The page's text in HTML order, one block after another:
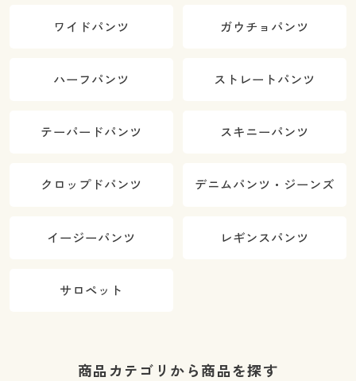
ワイドパンツ ガウチョパンツ
ハーフパンツ ストレートパンツ
テーパードパンツ スキニーパンツ
クロップドパンツ デニムパンツ・ジーンズ
イージーパンツ レギンスパンツ
サロペット
商品カテゴリから商品を探す